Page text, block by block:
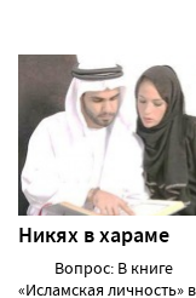
Никях в хараме
Вопрос: В книге
«Исламская личность» в